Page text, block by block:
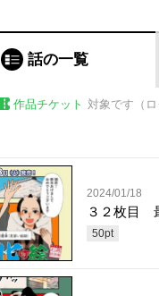
話の一覧
作品チケット 対象です（ロ
2024/01/18
３２枚目
50pt